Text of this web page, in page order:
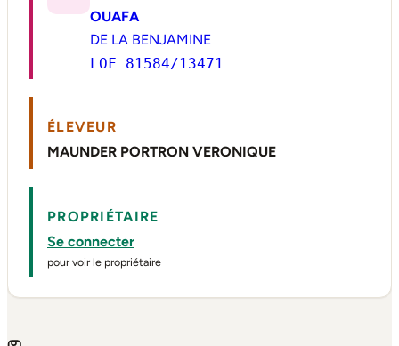
OUAFA
DE LA BENJAMINE
LOF 81584/13471
ÉLEVEUR
MAUNDER PORTRON VERONIQUE
PROPRIÉTAIRE
Se connecter
pour voir le propriétaire